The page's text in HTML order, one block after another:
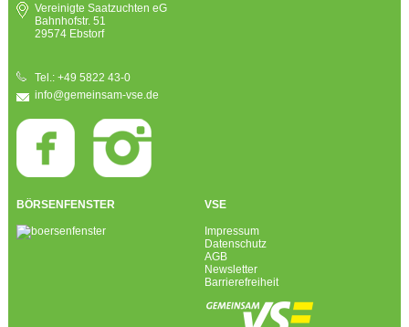
Vereinigte Saatzuchten eG
Bahnhofstr. 51
29574 Ebstorf
Tel.: +49 5822 43-0
info@gemeinsam-vse.de
BÖRSENFENSTER VSE
Impressum
Datenschutz
AGB
Newsletter
Barrierefreiheit